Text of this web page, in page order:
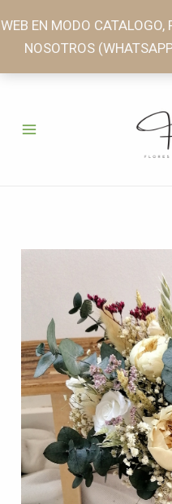
WEB EN MODO CATALOGO,
NOSOTROS
al
contenido